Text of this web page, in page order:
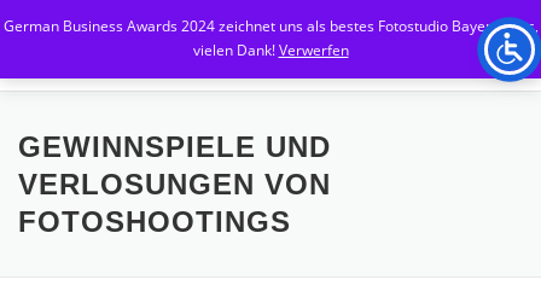
German Business Awards 2024 zeichnet uns als bestes Fotostudio Bayerns aus,
vielen Dank!Verwerfen
Inhalt
Menü
HOME PREISE SHOOTING A – F
PREISE SHOOTING H – Z
GEWINNSPIELE UND
VERLOSUNGEN VON
FOTOSHOOTINGS